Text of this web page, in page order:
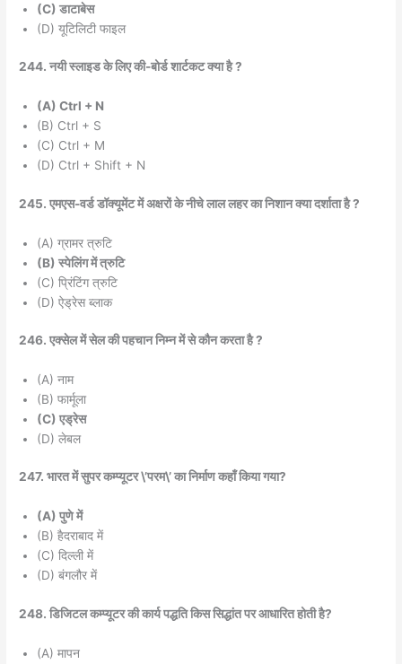
(C) डाटाबेस
(D) यूटिलिटी फाइल
244. नयी स्लाइड के लिए की-बोर्ड शार्टकट क्या है ?
(A) Ctrl + N
(B) Ctrl + S
(C) Ctrl + M
(D) Ctrl + Shift + N
245. एमएस-वर्ड डॉक्यूमेंट में अक्षरों के नीचे लाल लहर का निशान क्या दर्शाता है ?
(A) ग्रामर त्रुटि
(B) स्पेलिंग में त्रुटि
(C) प्रिंटिंग त्रुटि
(D) ऐड्रेस ब्लाक
246. एक्सेल में सेल की पहचान निम्न में से कौन करता है ?
(A) नाम
(B) फार्मूला
(C) एड्रेस
(D) लेबल
247. भारत में सुपर कम्प्यूटर \’परम\’ का निर्माण कहाँ किया गया?
(A) पुणे में
(B) हैदराबाद में
(C) दिल्ली में
(D) बंगलौर में
248. डिजिटल कम्प्यूटर की कार्य पद्धति किस सिद्धांत पर आधारित होती है?
(A) मापन